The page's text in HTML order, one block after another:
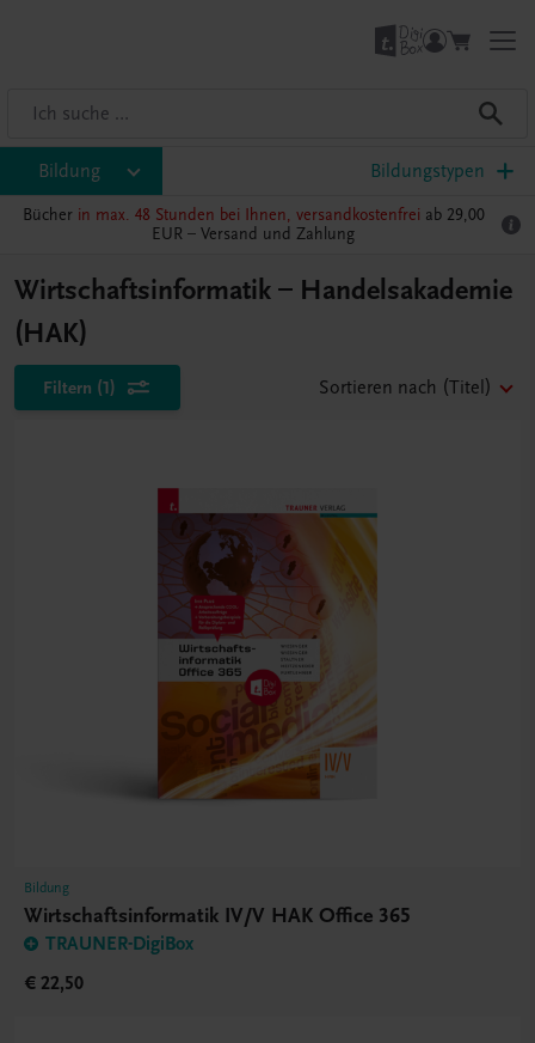
Bildung Bildungstypen
Bücher in max. 48 Stunden bei Ihnen, versandkostenfrei ab 29,00
EUR – Versand und Zahlung
Wirtschaftsinformatik – Handelsakademie
(HAK)
Filtern (1) Sortieren nach (Titel)
Bildung
Wirtschaftsinformatik IV/V HAK Office 365
TRAUNER-DigiBox
€ 22,50